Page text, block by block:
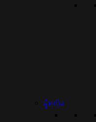
ผู้หญิง